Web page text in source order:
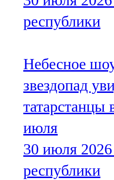
республики
Небесное
звездопад
татарстанцы
июля
30 июля 2026
республики